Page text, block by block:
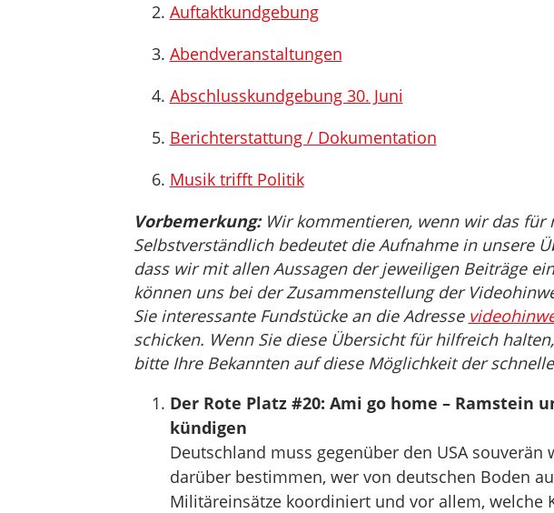
Auftaktkundgebung
Abendveranstaltungen
Abschlusskundgebung 30. Juni
Berichterstattung / Dokumentation
Musik trifft Politik
Vorbemerkung:Wir kommentieren, wenn wir das für
Selbstverständlich bedeutet die Aufnahme in unsere
dass wir mit allen Aussagen der jeweiligen Beiträge
können uns bei der Zusammenstellung der
Sie interessante Fundstücke an die Adresse
schicken. Wenn Sie diese Übersicht für hilfreich
bitte Ihre Bekannten auf diese Möglichkeit der
Der Rote Platz #20: Ami go home – Ramstein
kündigen
Deutschland muss gegenüber den USA souverän
darüber bestimmen, wer von deutschen Boden
Militäreinsätze koordiniert und vor allem, welche